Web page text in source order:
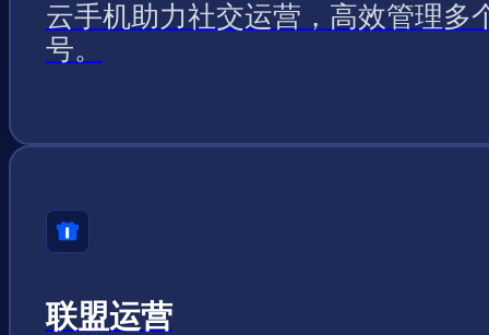
云手机助力社交运营，高效管理多
号。
联盟运营